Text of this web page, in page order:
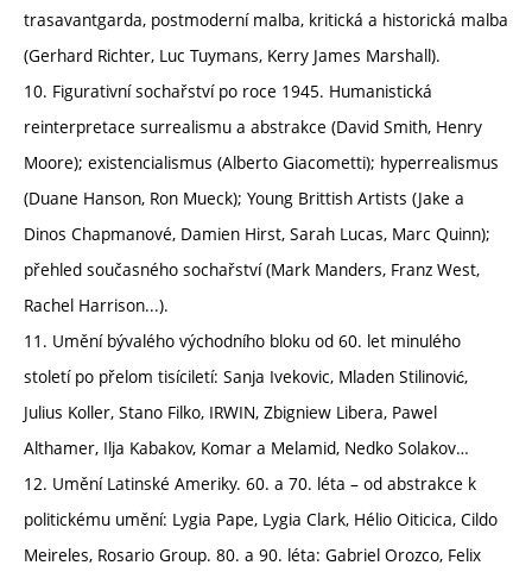
trasavantgarda, postmoderní malba, kritická a historická malba
(Gerhard Richter, Luc Tuymans, Kerry James Marshall).
10. Figurativní sochařství po roce 1945. Humanistická
reinterpretace surrealismu a abstrakce (David Smith, Henry
Moore); existencialismus (Alberto Giacometti); hyperrealismus
(Duane Hanson, Ron Mueck); Young Brittish Artists (Jake a
Dinos Chapmanové, Damien Hirst, Sarah Lucas, Marc Quinn);
přehled současného sochařství (Mark Manders, Franz West,
Rachel Harrison...).
11. Umění bývalého východního bloku od 60. let minulého
století po přelom tisíciletí: Sanja Ivekovic, Mladen Stilinović,
Julius Koller, Stano Filko, IRWIN, Zbigniew Libera, Pawel
Althamer, Ilja Kabakov, Komar a Melamid, Nedko Solakov…
12. Umění Latinské Ameriky. 60. a 70. léta – od abstrakce k
politickému umění: Lygia Pape, Lygia Clark, Hélio Oiticica, Cildo
Meireles, Rosario Group. 80. a 90. léta: Gabriel Orozco, Felix